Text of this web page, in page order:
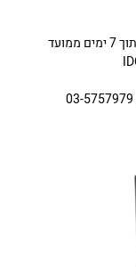
ניתן להחליף או להחזיר תכשיטים שניקנו באתר תוך 7 ימים ממועד